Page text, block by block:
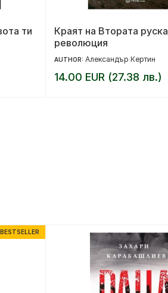
ти
Краят на Втората руска
революция
AUTHOR: Александър Кертин
14.00 EUR (27.38 лв.)
BESTSELLER